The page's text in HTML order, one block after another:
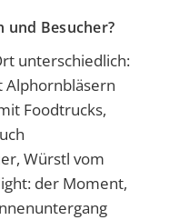
und Besucher?
unterschiedlich:
Foodtrucks,
Würstl vom
der Moment,